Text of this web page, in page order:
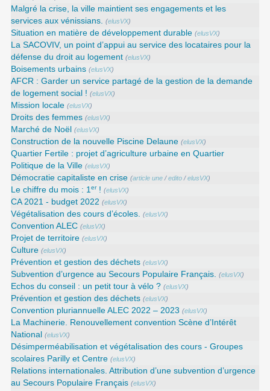
Malgré la crise, la ville maintient ses engagements et les
services aux vénissians. (elusVX)
Situation en matière de développement durable (elusVX)
La SACOVIV, un point d’appui au service des locataires pour la
défense du droit au logement (elusVX)
Boisements urbains (elusVX)
AFCR : Garder un service partagé de la gestion de la demande
de logement social ! (elusVX)
Mission locale (elusVX)
Droits des femmes (elusVX)
Marché de Noël (elusVX)
Construction de la nouvelle Piscine Delaune (elusVX)
Quartier Fertile : projet d’agriculture urbaine en Quartier
Politique de la Ville (elusVX)
Démocratie capitaliste en crise (article une /edito /elusVX)
Le chiffre du mois : 1er! (elusVX)
CA 2021 - budget 2022 (elusVX)
Végétalisation des cours d’écoles. (elusVX)
Convention ALEC (elusVX)
Projet de territoire (elusVX)
Culture (elusVX)
Prévention et gestion des déchets (elusVX)
Subvention d’urgence au Secours Populaire Français. (elusVX)
Echos du conseil : un petit tour à vélo ? (elusVX)
Prévention et gestion des déchets (elusVX)
Convention pluriannuelle ALEC 2022 – 2023 (elusVX)
La Machinerie. Renouvellement convention Scène d’Intérêt
National
(elusVX)
Désimperméabilisation et végétalisation des cours - Groupes
scolaires Parilly et Centre (elusVX)
Relations internationales. Attribution d’une subvention d’urgence
au Secours Populaire Français (elusVX)